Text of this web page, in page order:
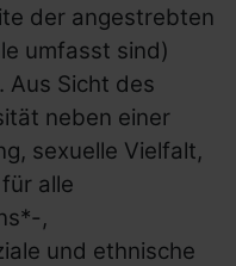
der angestrebten
umfasst sind)
Aus Sicht des
neben einer
sexuelle Vielfalt,
alle
,
und ethnische